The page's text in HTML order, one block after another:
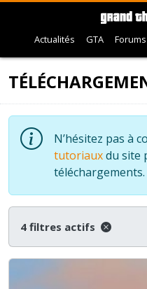
Actualités GTA Forums
N’hésitez pas à
tutoriauxdu site
téléchargements.
4 filtres actifs